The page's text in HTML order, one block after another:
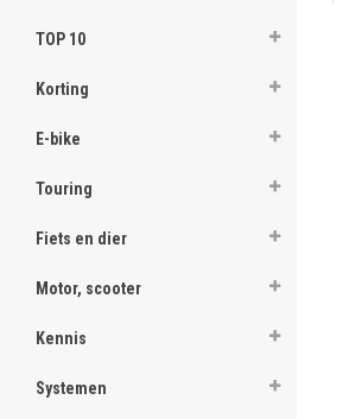
TOP 10
Korting
E-bike
Touring
Fiets en dier
Motor, scooter
Kennis
Systemen